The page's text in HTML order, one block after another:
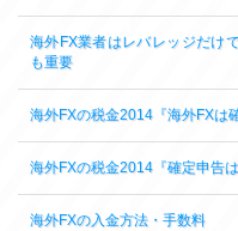
海外FX業者はレバレッジだけ
も重要
海外FXの税金2014『海外FXは
海外FXの税金2014『確定申告は
海外FXの入金方法・手数料